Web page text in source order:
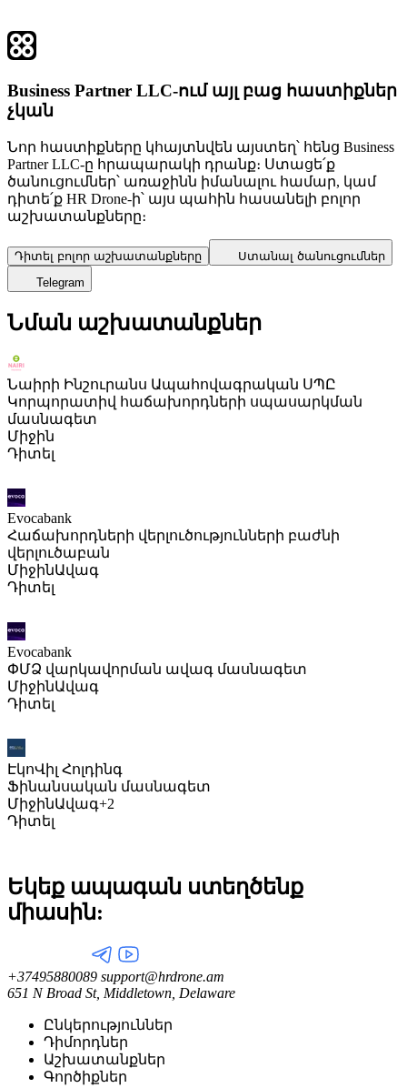
Business Partner LLC-ում այլ բաց հաստիքներ
չկան
Նոր հաստիքները կհայտնվեն այստեղ՝ հենց Business
Partner LLC-ը հրապարակի դրանք։ Ստացե՛ք
ծանուցումներ՝ առաջինն իմանալու համար, կամ
դիտե՛ք HR Drone-ի՝ այս պահին հասանելի բոլոր
աշխատանքները։
Դիտել բոլոր աշխատանքները
Ստանալ ծանուցումներ
Telegram
Նման աշխատանքներ
Նաիրի Ինշուրանս Ապահովագրական ՍՊԸ
Կորպորատիվ հաճախորդների սպասարկման
մասնագետ
Միջին
Դիտել
Evocabank
Հաճախորդների վերլուծությունների բաժնի
վերլուծաբան
ՄիջինԱվագ
Դիտել
Evocabank
ՓՄՁ վարկավորման ավագ մասնագետ
ՄիջինԱվագ
Դիտել
ԷկոՎիլ Հոլդինգ
Ֆինանսական մասնագետ
ՄիջինԱվագ+2
Դիտել
Եկեք ապագան ստեղծենք
միասին:
+37495880089 support@hrdrone.am
651 N Broad St, Middletown, Delaware
Ընկերություններ
Դիմորդներ
Աշխատանքներ
Գործիքներ